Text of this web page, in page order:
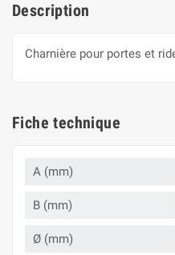
Description
Charnière pour portes et
Fiche technique
A (mm)
B (mm)
Ø (mm)